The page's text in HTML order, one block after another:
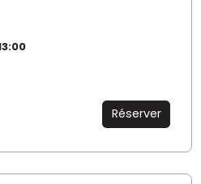
Réserver